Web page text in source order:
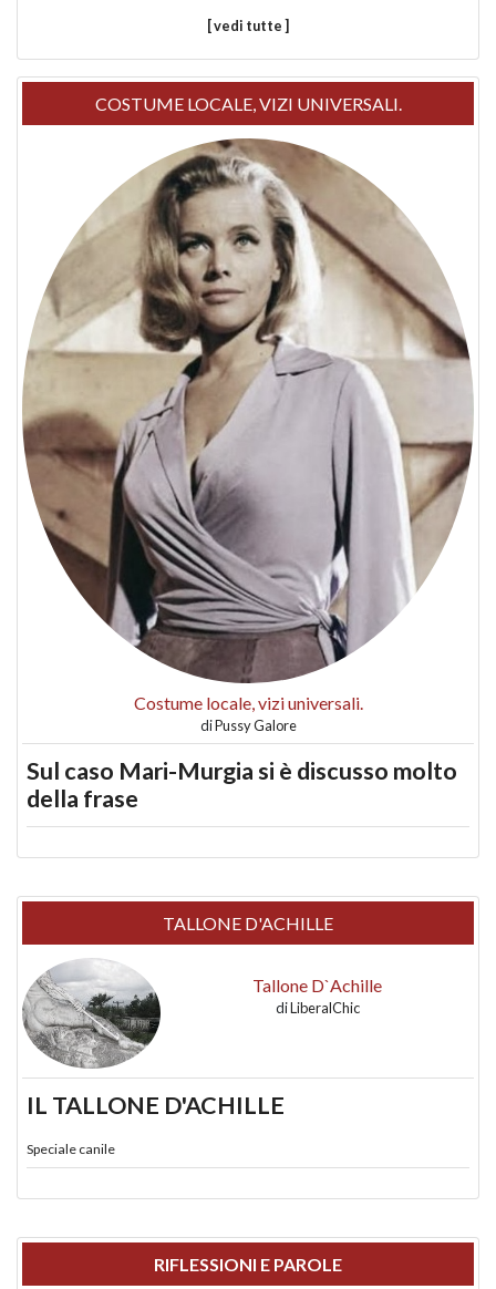
[ vedi tutte ]
COSTUME LOCALE, VIZI UNIVERSALI.
Costume locale, vizi universali.
diPussy Galore
Sul caso Mari-Murgia si è discusso molto
della frase
TALLONE D'ACHILLE
Tallone D`Achille
diLiberalChic
IL TALLONE D'ACHILLE
Speciale canile
RIFLESSIONI E PAROLE